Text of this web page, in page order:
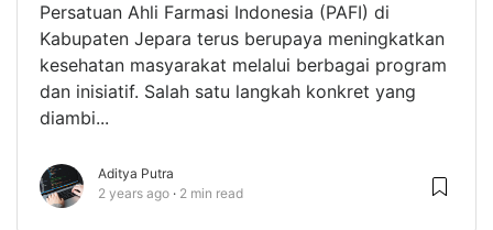
Persatuan Ahli Farmasi Indonesia (PAFI) di
Kabupaten Jepara terus berupaya meningkatkan
kesehatan masyarakat melalui berbagai program
dan inisiatif. Salah satu langkah konkret yang
diambi...
Aditya Putra
2 years ago
2 min read